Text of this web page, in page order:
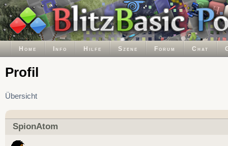
Home Info Hilfe Szene Forum Chat
Profil
Übersicht
SpionAtom